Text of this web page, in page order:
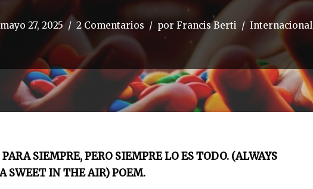
mayo 27, 2025 2 Comentarios por Francis Berti Internacional
SIEMPRE, PERO SIEMPRE LO ES TODO. (ALWAYS
SWEET IN THE AIR) POEM.